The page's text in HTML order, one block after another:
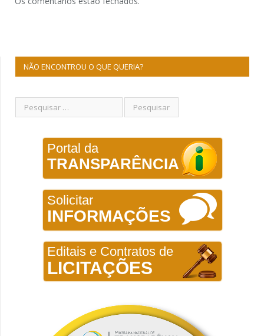
NÃO ENCONTROU O QUE QUERIA?
Portal da
TRANSPARÊNCIA
Solicitar
INFORMAÇÕES
Editais e Contratos de
LICITAÇÕES